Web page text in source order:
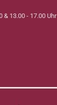
& 13.00 - 17.00 Uhr